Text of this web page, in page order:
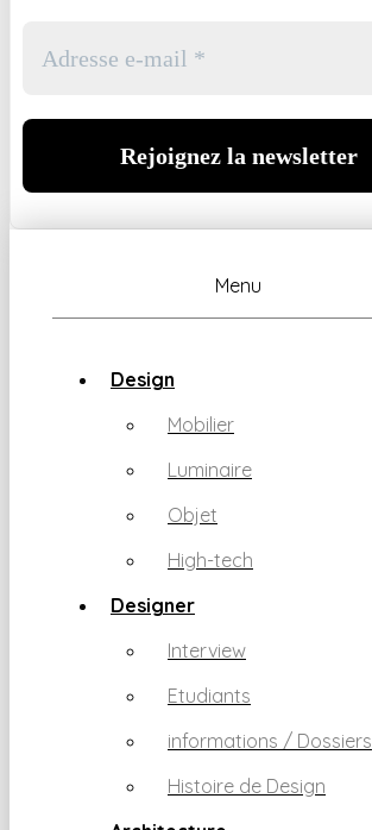
Menu
Design
Mobilier
Luminaire
Objet
High-tech
Designer
Interview
Etudiants
informations / Dossiers
Histoire de Design